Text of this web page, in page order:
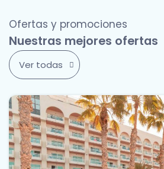
Ofertas y promociones
Nuestras mejores ofertas
Ver todas